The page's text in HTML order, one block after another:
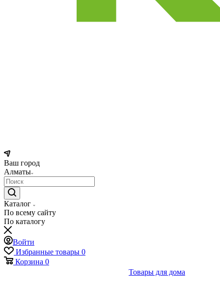
Ваш город
Алматы
Каталог
По всему сайту
По каталогу
Войти
Избранные товары 0
Корзина 0
Товары для дома